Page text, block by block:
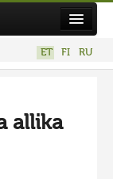
ET FI RU
allika